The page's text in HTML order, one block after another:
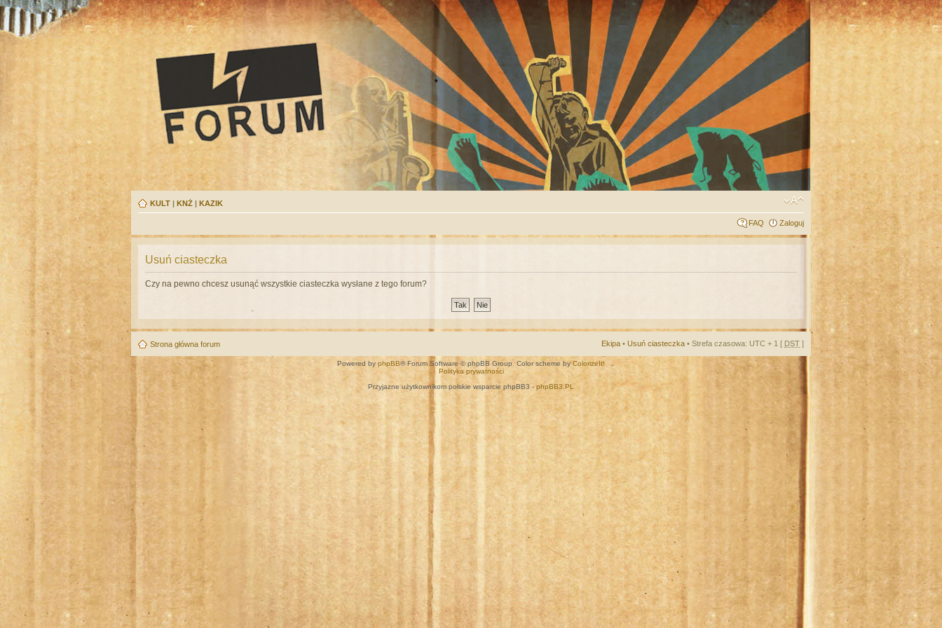
KULT | KNŻ | KAZIK
FAQ Zaloguj
Usuń ciasteczka
Czy na pewno chcesz usunąć wszystkie ciasteczka wysłane z tego forum?
Strona główna forum Ekipa • Usuń ciasteczka • Strefa czasowa: UTC + 1 [ DST ]
Powered by phpBB® Forum Software © phpBB Group. Color scheme byColorizeIt!
Polityka prywatności
Przyjazne użytkownikom polskie wsparcie phpBB3 -phpBB3.PL